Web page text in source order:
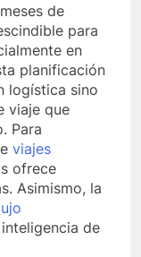
de
para
en
planificación
logística sino
viaje que
Para
viajes
ofrece
Asimismo, la
de